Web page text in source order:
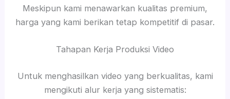
Meskipun kami menawarkan kualitas premium,
harga yang kami berikan tetap kompetitif di pasar.
Tahapan Kerja Produksi Video
Untuk menghasilkan video yang berkualitas, kami
mengikuti alur kerja yang sistematis: